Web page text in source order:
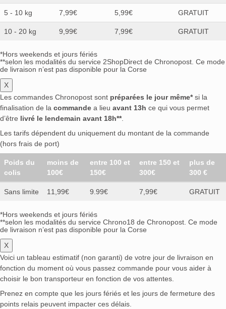
5 - 10 kg 7,99€ 5,99€ GRATUIT
10 - 20 kg 9,99€ 7,99€ GRATUIT
*Hors weekends et jours fériés
**selon les modalités du service 2ShopDirect de Chronopost. Ce mode
de livraison n’est pas disponible pour la Corse
X
Les commandes Chronopost sont préparées le jour même*si la
finalisation de la commande a lieu avant 13h ce qui vous permet
d’être livré le lendemain avant 18h**.
Les tarifs dépendent du uniquement du montant de la commande
(hors frais de port)
Poids du
colis
moins de
100€
entre 100 et
150€
entre 150 et
300€
plus de
300 €
Sans limite 11,99€ 9.99€ 7,99€ GRATUIT
*Hors weekends et jours fériés
**selon les modalités du service Chrono18 de Chronopost. Ce mode
de livraison n’est pas disponible pour la Corse
X
Voici un tableau estimatif (non garanti) de votre jour de livraison en
fonction du moment où vous passez commande pour vous aider à
choisir le bon transporteur en fonction de vos attentes.
Prenez en compte que les jours fériés et les jours de fermeture des
points relais peuvent impacter ces délais.